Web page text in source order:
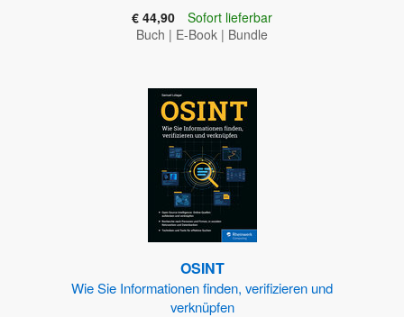
€ 44,90
Sofort lieferbar
Buch | E-Book | Bundle
OSINT
Wie Sie Informationen finden, verifizieren und
verknüpfen